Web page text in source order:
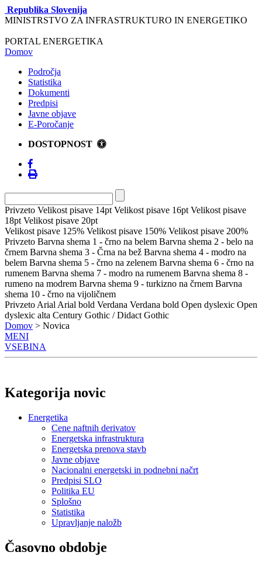
Republika Slovenija
MINISTRSTVO ZA INFRASTRUKTURO IN ENERGETIKO
PORTAL ENERGETIKA
Domov
Področja
Statistika
Dokumenti
Predpisi
Javne objave
E-Poročanje
DOSTOPNOST
Privzeto Velikost pisave 14pt Velikost pisave 16pt Velikost pisave
18pt Velikost pisave 20pt
Velikost pisave 125% Velikost pisave 150% Velikost pisave 200%
Privzeto Barvna shema 1 - črno na belem Barvna shema 2 - belo na
črnem Barvna shema 3 - Črna na bež Barvna shema 4 - modro na
belem Barvna shema 5 - črno na zelenem Barvna shema 6 - črno na
rumenem Barvna shema 7 - modro na rumenem Barvna shema 8 -
rumeno na modrem Barvna shema 9 - turkizno na črnem Barvna
shema 10 - črno na vijoličnem
Privzeto Arial Arial bold Verdana Verdana bold Open dyslexic Open
dyslexic alta Century Gothic / Didact Gothic
Domov > Novica
MENI
VSEBINA
Kategorija novic
Energetika
Cene naftnih derivatov
Energetska infrastruktura
Energetska prenova stavb
Javne objave
Nacionalni energetski in podnebni načrt
Predpisi SLO
Politika EU
Splošno
Statistika
Upravljanje naložb
Časovno obdobje